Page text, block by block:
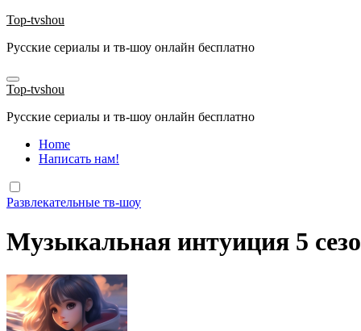
Перейти
содержанию
Top-tvshou
Русские сериалы и тв-шоу онлайн бесплатно
Top-tvshou
Русские сериалы и тв-шоу онлайн бесплатно
Home
Написать нам!
Развлекательные тв-шоу
Музыкальная интуиция 5